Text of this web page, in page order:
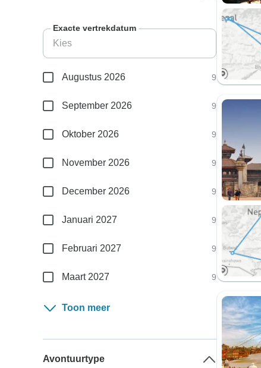
Exacte vertrekdatum
Augustus 2026 9
September 2026 9
Oktober 2026 9
November 2026 9
December 2026 9
Januari 2027 9
Februari 2027 9
Maart 2027 9
Toon meer
Avontuurtype